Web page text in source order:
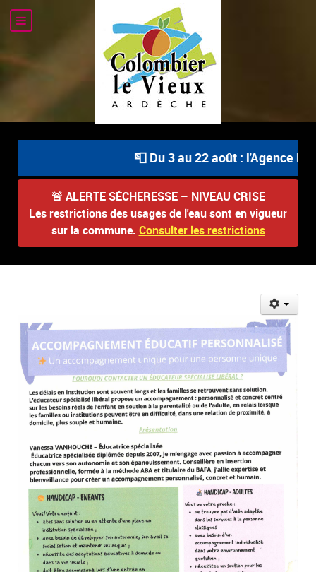
📮 Du 3 au 22 août : l'Agence
🚨 ALERTE SÉCHERESSE – NIVEAU CRISE
Les restrictions des usages de l'eau sont en vigueur
sur la commune. Consulter les restrictions